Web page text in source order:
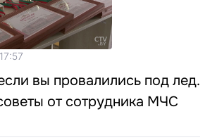
вы провалились под лед.
от сотрудника МЧС